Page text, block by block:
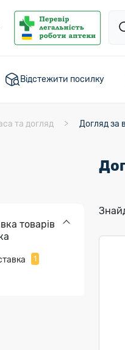
Відстежити посилку
та догляд Догляд за
товарів
1